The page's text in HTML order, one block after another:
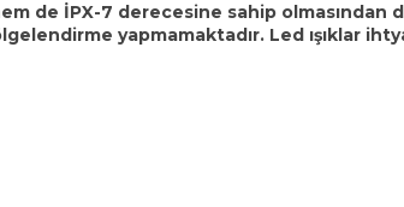
de İPX-7 derecesine sahip olmasından
yapmamaktadır. Led ışıklar